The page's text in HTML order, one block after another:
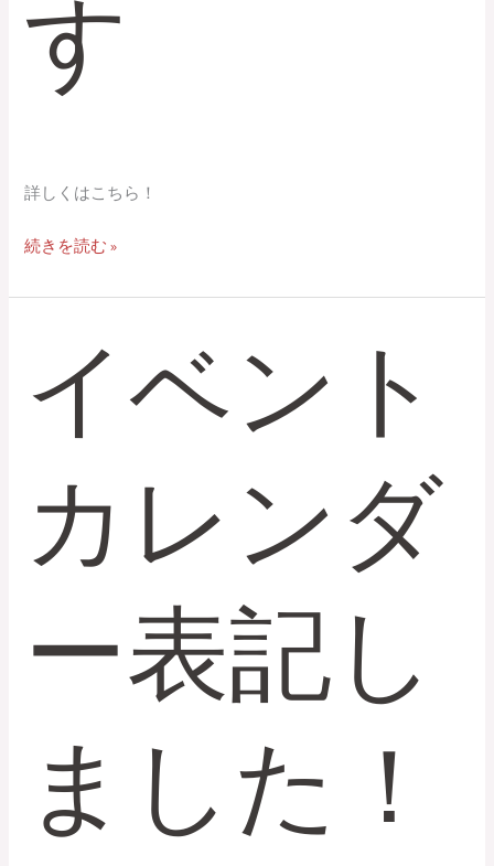
す
詳しくはこちら！
続きを読む »
イベント
カレンダ
ー表記し
ました！
ン
ン
ー
し